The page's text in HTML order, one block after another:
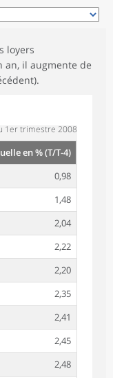
loyers
an, il augmente de
1er trimestre 2008
en % (T/T-4)
0,98
1,48
2,04
2,22
2,20
2,35
2,41
2,45
2,48